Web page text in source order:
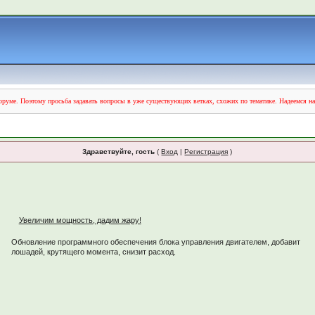
Поэтому просьба задавать вопросы в уже существующих ветках, схожих по тематике. Надеемся
Здравствуйте, гость (Вход |Регистрация )
Увеличим мощность, дадим жару!
Обновление программного обеспечения блока управления двигателем, добавит
лошадей, крутящего момента, снизит расход.